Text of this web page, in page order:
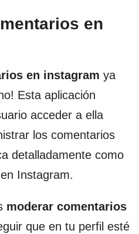
en
en instagram ya
Esta aplicación
acceder a ella
los comentarios
detalladamente como
Instagram.
moderar comentarios
que en tu perfil esté